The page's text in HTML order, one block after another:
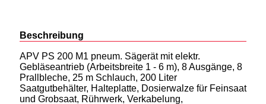
Beschreibung
APV PS 200 M1 pneum. Sägerät mit elektr.
Gebläseantrieb (Arbeitsbreite 1 - 6 m), 8 Ausgänge, 8
Prallbleche, 25 m Schlauch, 200 Liter
Saatgutbehälter, Halteplatte, Dosierwalze für Feinsaat
und Grobsaat, Rührwerk, Verkabelung,